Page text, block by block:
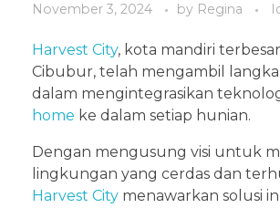
November 3, 2024 by Regina
Harvest City, kota mandiri
Cibubur, telah mengambil
dalam mengintegrasikan
home ke dalam setiap hunian.
Dengan mengusung visi untuk
lingkungan yang cerdas dan
Harvest City menawarkan solusi